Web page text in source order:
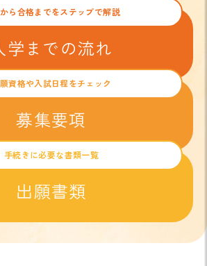
ら合格までをステップで解説
学までの流れ
資格や入試日程をチェック
募集要項
手続きに必要な書類一覧
出願書類